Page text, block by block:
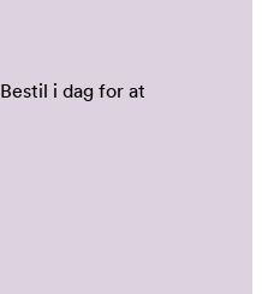
Bestil i dag for at